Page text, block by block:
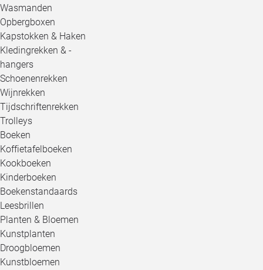
Wasmanden
Opbergboxen
Kapstokken & Haken
Kledingrekken & -
hangers
Schoenenrekken
Wijnrekken
Tijdschriftenrekken
Trolleys
Boeken
Koffietafelboeken
Kookboeken
Kinderboeken
Boekenstandaards
Leesbrillen
Planten & Bloemen
Kunstplanten
Droogbloemen
Kunstbloemen